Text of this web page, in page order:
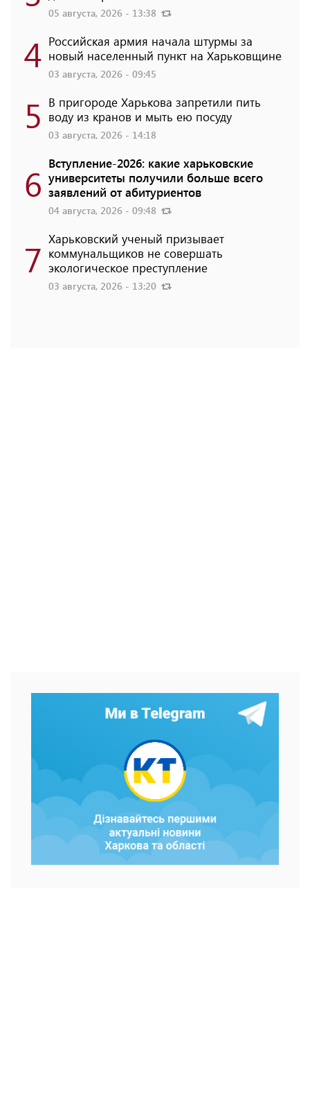
05 августа, 2026 - 13:38
4 Российская армия начала штурмы за
новый населенный пункт на Харьковщине
03 августа, 2026 - 09:45
5 В пригороде Харькова запретили пить
воду из кранов и мыть ею посуду
03 августа, 2026 - 14:18
6 Вступление-2026: какие харьковские
университеты получили больше всего
заявлений от абитуриентов
04 августа, 2026 - 09:48
7 Харьковский ученый призывает
коммунальщиков не совершать
экологическое преступление
03 августа, 2026 - 13:20